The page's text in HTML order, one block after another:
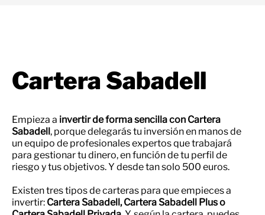
Cartera Sabadell​
Empieza a invertir de forma sencilla con Cartera
Sabadell, porque delegarás tu inversión en manos de
un equipo de profesionales expertos que trabajará
para gestionar tu dinero, en función de tu perfil de
riesgo y tus objetivos. Y desde tan solo 500 euros.
Existen tres tipos de carteras para que empieces a
invertir: Cartera Sabadell, Cartera Sabadell Plus o